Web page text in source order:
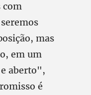
com
mas
em um
aberto",
é